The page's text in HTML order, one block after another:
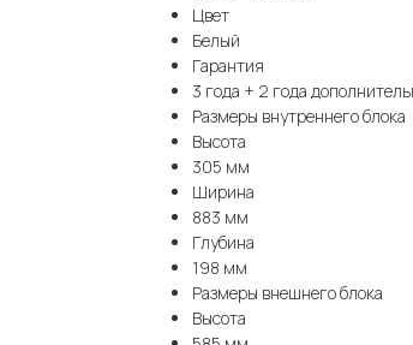
Цвет
Белый
Гарантия
3 года + 2 года
Размеры внутреннего блока
Высота
305 мм
Ширина
883 мм
Глубина
198 мм
Размеры внешнего блока
Высота